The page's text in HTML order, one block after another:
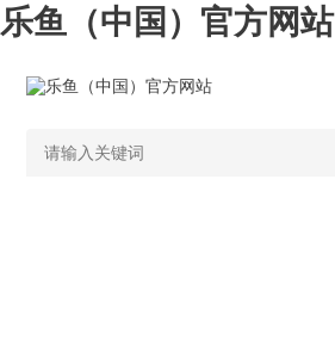
乐鱼（中国）官方网站